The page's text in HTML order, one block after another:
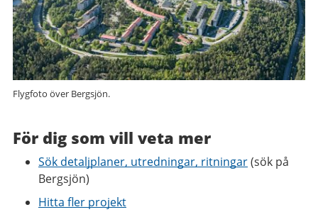
Flygfoto över Bergsjön.
För dig som vill veta mer
Sök detaljplaner, utredningar, ritningar(sök på
Bergsjön)
Hitta fler projekt